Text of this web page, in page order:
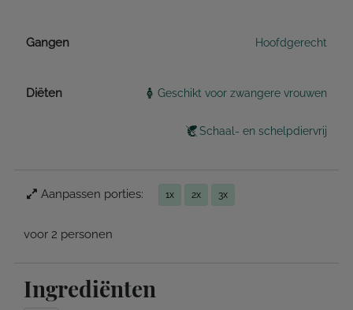
Gangen Hoofdgerecht
Diëten Geschikt voor zwangere vrouwen
Schaal- en schelpdiervrij
Aanpassen porties: 1x 2x 3x
voor 2 personen
Ingrediënten